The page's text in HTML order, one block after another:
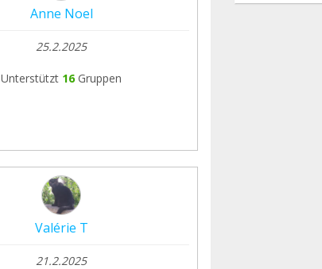
Anne Noel
25.2.2025
Unterstützt 16 Gruppen
Valérie T
21.2.2025